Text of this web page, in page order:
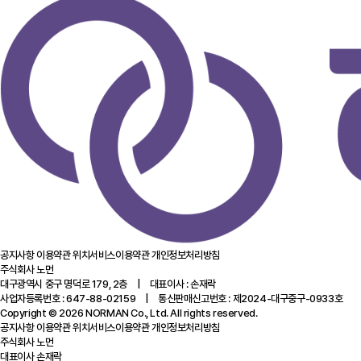
공지사항이용약관위치서비스이용약관개인정보처리방침
주식회사 노먼
대구광역시 중구 명덕로 179, 2층 | 대표이사 : 손재락
사업자등록번호 : 647-88-02159 | 통신판매신고번호 : 제2024-대구중구-0933호
Copyright © 2026 NORMAN Co., Ltd. All rights reserved.
공지사항이용약관위치서비스이용약관개인정보처리방침
주식회사 노먼
대표이사 손재락